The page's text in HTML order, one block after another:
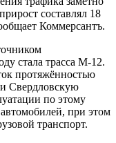
составлял 18
Коммерсантъ.
стала трасса М-12.
протяжённостью
Свердловскую
по этому
при этом
транспорт.